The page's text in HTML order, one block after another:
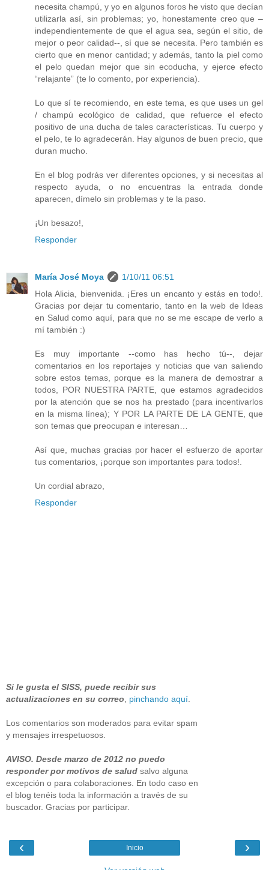
necesita champú, y yo en algunos foros he visto que decían
utilizarla así, sin problemas; yo, honestamente creo que –
independientemente de que el agua sea, según el sitio, de
mejor o peor calidad--, sí que se necesita. Pero también es
cierto que en menor cantidad; y además, tanto la piel como
el pelo quedan mejor que sin ecoducha, y ejerce efecto
“relajante” (te lo comento, por experiencia).
Lo que sí te recomiendo, en este tema, es que uses un gel
/ champú ecológico de calidad, que refuerce el efecto
positivo de una ducha de tales características. Tu cuerpo y
el pelo, te lo agradecerán. Hay algunos de buen precio, que
duran mucho.
En el blog podrás ver diferentes opciones, y si necesitas al
respecto ayuda, o no encuentras la entrada donde
aparecen, dímelo sin problemas y te la paso.
¡Un besazo!,
Responder
María José Moya
1/10/11 06:51
Hola Alicia, bienvenida. ¡Eres un encanto y estás en todo!.
Gracias por dejar tu comentario, tanto en la web de Ideas
en Salud como aquí, para que no se me escape de verlo a
mí también :)
Es muy importante --como has hecho tú--, dejar
comentarios en los reportajes y noticias que van saliendo
sobre estos temas, porque es la manera de demostrar a
todos, POR NUESTRA PARTE, que estamos agradecidos
por la atención que se nos ha prestado (para incentivarlos
en la misma línea); Y POR LA PARTE DE LA GENTE, que
son temas que preocupan e interesan…
Así que, muchas gracias por hacer el esfuerzo de aportar
tus comentarios, ¡porque son importantes para todos!.
Un cordial abrazo,
Responder
Si le gusta el SISS, puede recibir sus
actualizaciones en su correo, pinchando aquí.
Los comentarios son moderados para evitar spam
y mensajes irrespetuosos.
AVISO. Desde marzo de 2012 no puedo
responder por motivos de salud salvo alguna
excepción o para colaboraciones. En todo caso en
el blog tenéis toda la información a través de su
buscador. Gracias por participar.
‹ ›
Inicio